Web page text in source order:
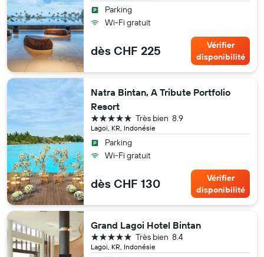
Parking
Wi-Fi gratuit
dès CHF 225
Vérifier
disponibilité
Natra Bintan, A Tribute Portfolio
Resort
Lagoi, KR, Indonésie
8.9
Très bien
5 étoiles
Parking
Wi-Fi gratuit
dès CHF 130
Vérifier
disponibilité
Grand Lagoi Hotel Bintan
Lagoi, KR, Indonésie
8.4
Très bien
5 étoiles